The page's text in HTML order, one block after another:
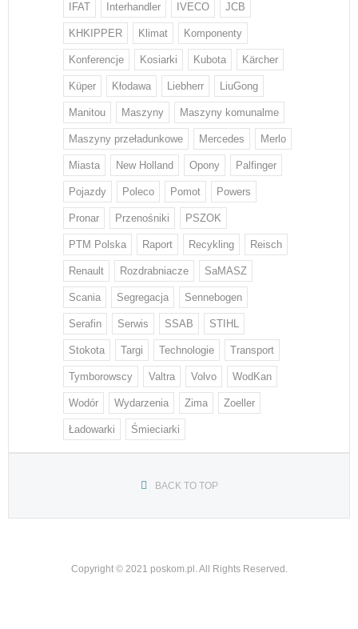
IFAT Interhandler IVECO JCB
KHKIPPER Klimat Komponenty
Konferencje Kosiarki Kubota Kärcher
Küper Kłodawa Liebherr LiuGong
Manitou Maszyny Maszyny komunalme
Maszyny przeładunkowe Mercedes Merlo
Miasta New Holland Opony Palfinger
Pojazdy Poleco Pomot Powers
Pronar Przenośniki PSZOK
PTM Polska Raport Recykling Reisch
Renault Rozdrabniacze SaMASZ
Scania Segregacja Sennebogen
Serafin Serwis SSAB STIHL
Stokota Targi Technologie Transport
Tymborowscy Valtra Volvo WodKan
Wodór Wydarzenia Zima Zoeller
Ładowarki Śmieciarki
BACK TO TOP
Copyright © 2021 poskom.pl. All Rights Reserved.